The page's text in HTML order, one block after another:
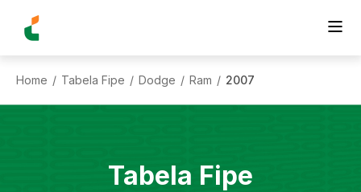
Home / Tabela Fipe / Dodge / Ram / 2007
Tabela Fipe